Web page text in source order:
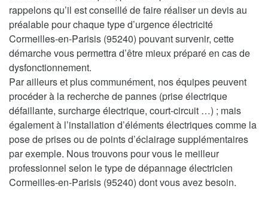
rappelons qu’il est conseillé de faire réaliser un devis au
préalable pour chaque type d’urgence électricité
Cormeilles-en-Parisis (95240) pouvant survenir, cette
démarche vous permettra d’être mieux préparé en cas de
dysfonctionnement.
Par ailleurs et plus communément, nos équipes peuvent
procéder à la recherche de pannes (prise électrique
défaillante, surcharge électrique, court-circuit …) ; mais
également à l’installation d’éléments électriques comme la
pose de prises ou de points d’éclairage supplémentaires
par exemple. Nous trouvons pour vous le meilleur
professionnel selon le type de dépannage électricien
Cormeilles-en-Parisis (95240) dont vous avez besoin.